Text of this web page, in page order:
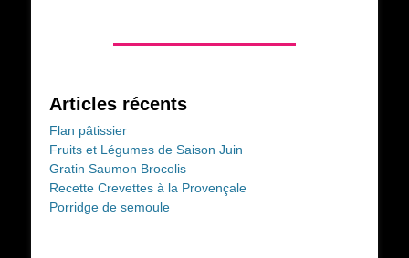
Articles récents
Flan pâtissier
Fruits et Légumes de Saison Juin
Gratin Saumon Brocolis
Recette Crevettes à la Provençale
Porridge de semoule